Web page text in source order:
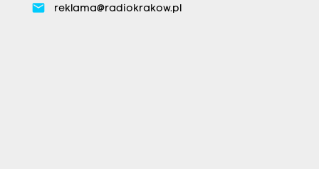
email reklama@radiokrakow.pl